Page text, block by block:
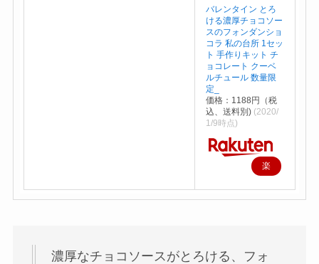
バレンタイン とろ
ける濃厚チョコソー
スのフォンダンショ
コラ 私の台所 1セッ
ト 手作りキット チ
ョコレート クーベ
ルチュール 数量限
定_
価格：1188円（税
込、送料別) (2020/
1/9時点)
楽
濃厚なチョコソースがとろける、フォ